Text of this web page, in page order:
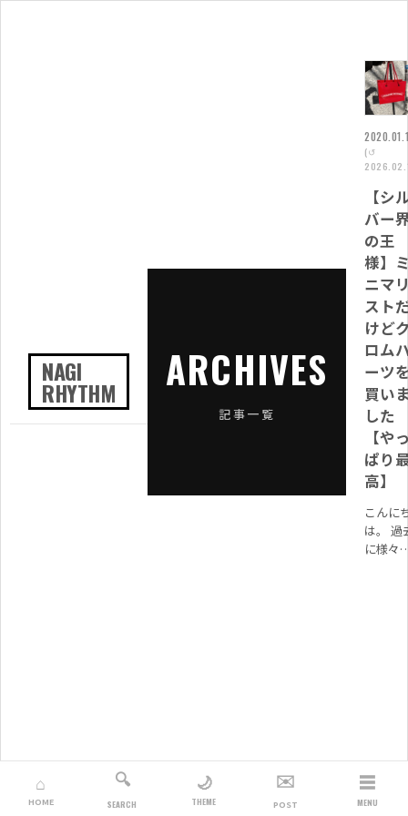
NAGI
RHYTHM ARCHIVES
記事一覧
(↺
【シ
バー
の王
様】
ニマ
スト
けど
ロム
ーツ
買い
した
【や
ぱり
高】
こんに
は。 過
に様々
⌂
HOME
🔍
SEARCH
🌙
THEME
✉️
POST
☰
MENU